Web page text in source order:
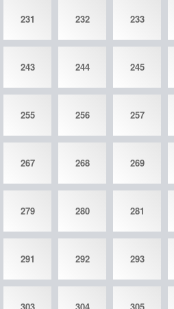
231 232 233
243 244 245
255 256 257
267 268 269
279 280 281
291 292 293